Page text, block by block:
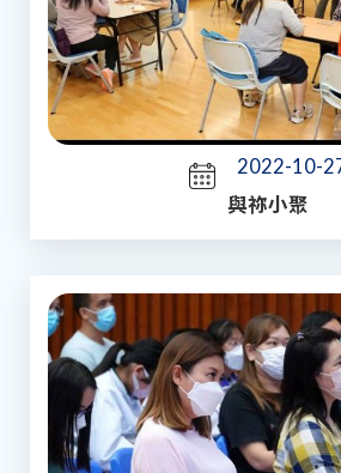
2022-10-
與祢小聚